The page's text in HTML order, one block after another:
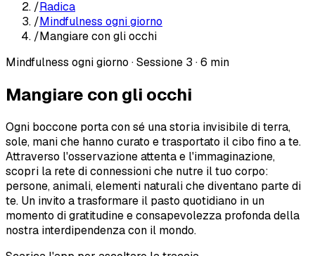
/Radica
/Mindfulness ogni giorno
/Mangiare con gli occhi
Mindfulness ogni giorno ·Sessione 3 ·6 min
Mangiare con gli occhi
Ogni boccone porta con sé una storia invisibile di terra,
sole, mani che hanno curato e trasportato il cibo fino a te.
Attraverso l'osservazione attenta e l'immaginazione,
scopri la rete di connessioni che nutre il tuo corpo:
persone, animali, elementi naturali che diventano parte di
te. Un invito a trasformare il pasto quotidiano in un
momento di gratitudine e consapevolezza profonda della
nostra interdipendenza con il mondo.